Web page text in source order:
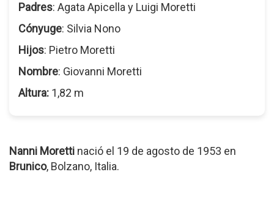
Padres: Agata Apicella y Luigi Moretti
Cónyuge: Silvia Nono
Hijos: Pietro Moretti
Nombre: Giovanni Moretti
Altura: 1,82 m
Nanni Moretti nació el 19 de agosto de 1953 en
Brunico, Bolzano, Italia.